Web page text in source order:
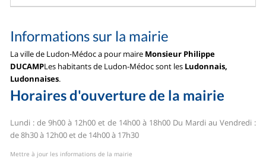
Informations sur la mairie
La ville de Ludon-Médoc a pour maire Monsieur Philippe
DUCAMPLes habitants de Ludon-Médoc sont les Ludonnais,
Ludonnaises.
Horaires d'ouverture de la mairie
Lundi : de 9h00 à 12h00 et de 14h00 à 18h00Du Mardi au Vendredi :
de 8h30 à 12h00 et de 14h00 à 17h30
Mettre à jour les informations de la mairie